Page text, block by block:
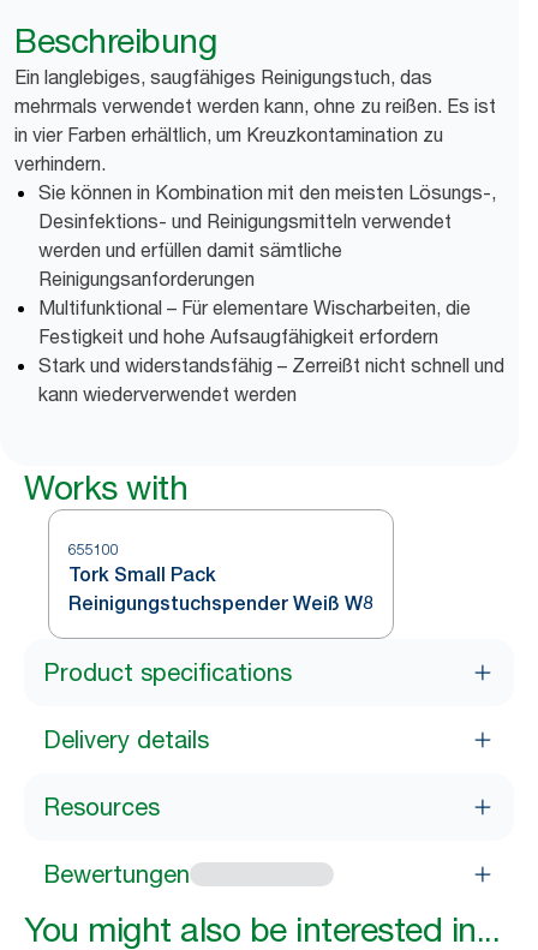
Beschreibung
Ein langlebiges, saugfähiges Reinigungstuch, das
mehrmals verwendet werden kann, ohne zu reißen. Es ist
in vier Farben erhältlich, um Kreuzkontamination zu
verhindern.
Sie können in Kombination mit den meisten Lösungs-,
Desinfektions- und Reinigungsmitteln verwendet
werden und erfüllen damit sämtliche
Reinigungsanforderungen
Multifunktional – Für elementare Wischarbeiten, die
Festigkeit und hohe Aufsaugfähigkeit erfordern
Stark und widerstandsfähig – Zerreißt nicht schnell und
kann wiederverwendet werden
Works with
655100
Tork Small Pack
Reinigungstuchspender Weiß W8
Product specifications
Delivery details
Resources
Bewertungen
You might also be interested in...